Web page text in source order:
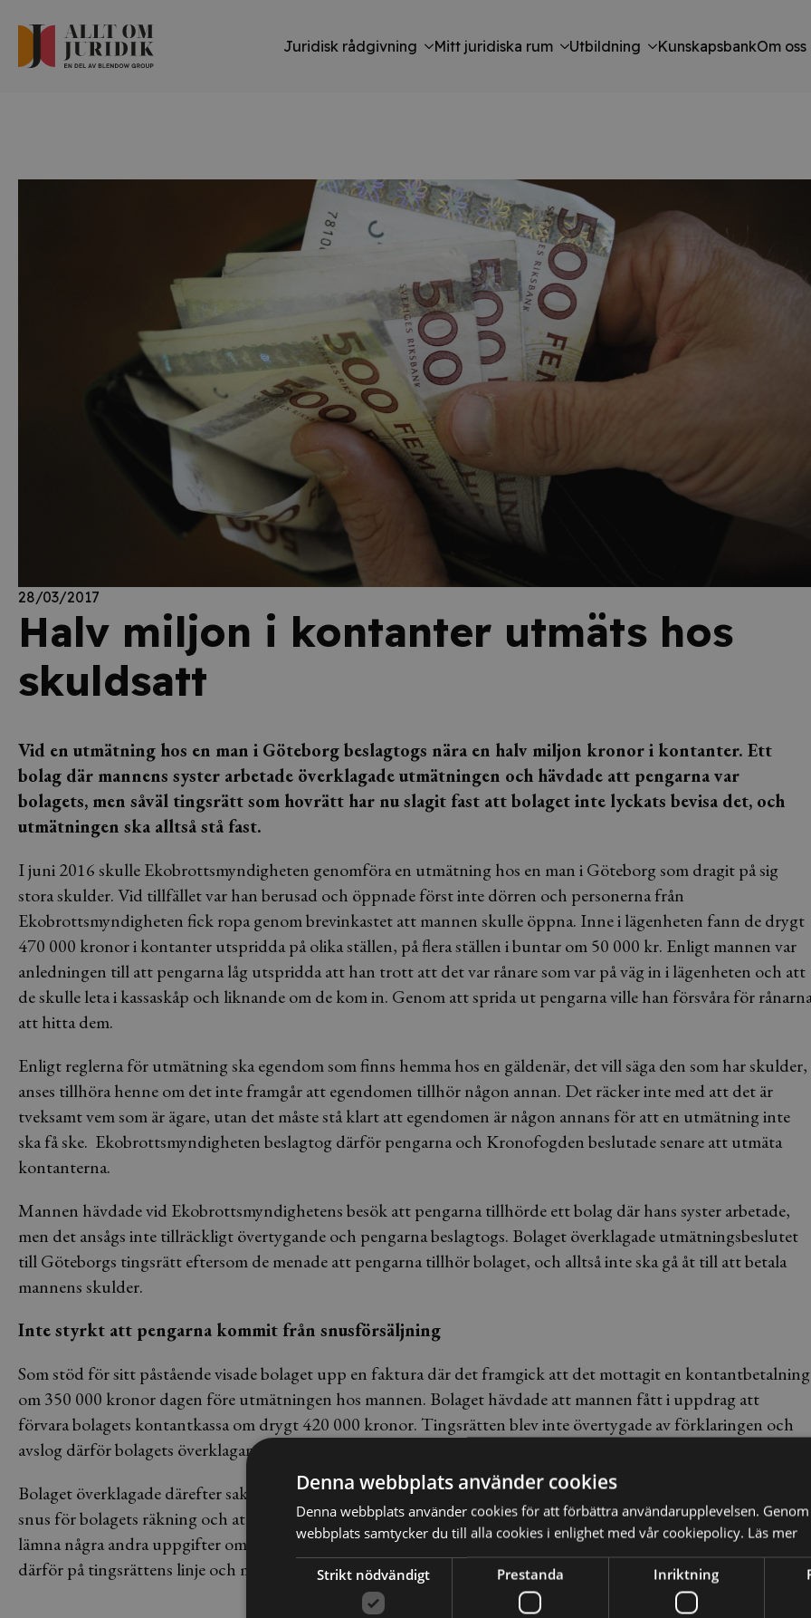
Juridisk rådgivning Mitt juridiska rum Utbildning KunskapsbankOm oss
28/03/2017
Halv miljon i kontanter utmäts hos
skuldsatt
Vid en utmätning hos en man i Göteborg beslagtogs nära en halv miljon kronor i kontanter. Ett
bolag där mannens syster arbetade överklagade utmätningen och hävdade att pengarna var
bolagets, men såväl tingsrätt som hovrätt har nu slagit fast att bolaget inte lyckats bevisa det, och
utmätningen ska alltså stå fast.
I juni 2016 skulle Ekobrottsmyndigheten genomföra en utmätning hos en man i Göteborg som dragit på sig
stora skulder. Vid tillfället var han berusad och öppnade först inte dörren och personerna från
Ekobrottsmyndigheten fick ropa genom brevinkastet att mannen skulle öppna. Inne i lägenheten fann de drygt
470 000 kronor i kontanter utspridda på olika ställen, på flera ställen i buntar om 50 000 kr. Enligt mannen var
anledningen till att pengarna låg utspridda att han trott att det var rånare som var på väg in i lägenheten och att
de skulle leta i kassaskåp och liknande om de kom in. Genom att sprida ut pengarna ville han försvåra för
att hitta dem.
Enligt reglerna för utmätning ska egendom som finns hemma hos en gäldenär, det vill säga den som har skulder,
anses tillhöra henne om det inte framgår att egendomen tillhör någon annan. Det räcker inte med att det är
tveksamt vem som är ägare, utan det måste stå klart att egendomen är någon annans för att en utmätning inte
ska få ske. Ekobrottsmyndigheten beslagtog därför pengarna och Kronofogden beslutade senare att utmäta
kontanterna.
Mannen hävdade vid Ekobrottsmyndighetens besök att pengarna tillhörde ett bolag där hans syster arbetade,
men det ansågs inte tillräckligt övertygande och pengarna beslagtogs. Bolaget överklagade utmätningsbeslutet
till Göteborgs tingsrätt eftersom de menade att pengarna tillhör bolaget, och alltså inte ska gå åt till att betala
mannens skulder.
Inte styrkt att pengarna kommit från snusförsäljning
Som stöd för sitt påstående visade bolaget upp en faktura där det framgick att det mottagit en kontantbetalning
om 350 000 kronor dagen före utmätningen hos mannen. Bolaget hävdade att mannen fått i uppdrag att
förvara bolagets kontantkassa om drygt 420 000 kronor. Tingsrätten blev inte övertygade av förklaringen och
avslog därför bolagets överklagande.
Bolaget överklagade därefter saken till Hovrätten för Västra Sverige, och påstod att mannen sålt ett större parti
snus för bolagets räkning och att 350 000 kr av kontanterna härrörde därifrån. Bolaget har dock inte kunnat
lämna några andra uppgifter om försäljningen eller visa upp något underlag för att den ägt rum. Hovrätten går
därför på tingsrättens linje och meddelar att utmätningen ska kvarstå.
Denna webbplats använder cookies
Denna webbplats använder cookies för att förbättra användarupplevelsen.
webbplats samtycker du till alla cookies i enlighet med vår cookiepolicy. Läs mer
Strikt nödvändigt Prestanda Inriktning